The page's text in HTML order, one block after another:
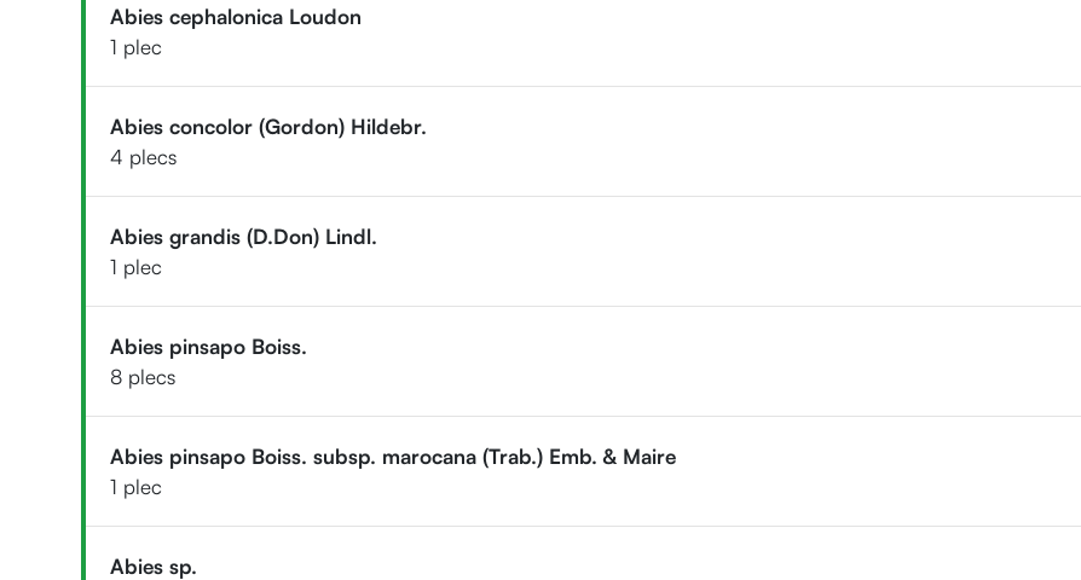
Abies cephalonica Loudon
1 plec
Abies concolor (Gordon) Hildebr.
4 plecs
Abies grandis (D.Don) Lindl.
1 plec
Abies pinsapo Boiss.
8 plecs
Abies pinsapo Boiss. subsp. marocana (Trab.) Emb. & Maire
1 plec
Abies sp.